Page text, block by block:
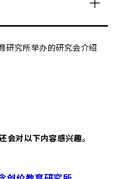
研究所举办的研究会介绍
会对以下内容感兴趣。